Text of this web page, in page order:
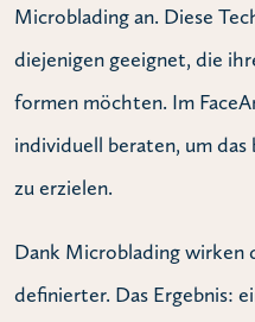
Microblading an. Diese
diejenigen geeignet, die
formen möchten. Im
individuell beraten, um
zu erzielen.
Dank Microblading wirken
definierter. Das Ergebnis: